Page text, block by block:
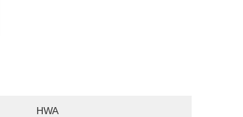
HWA